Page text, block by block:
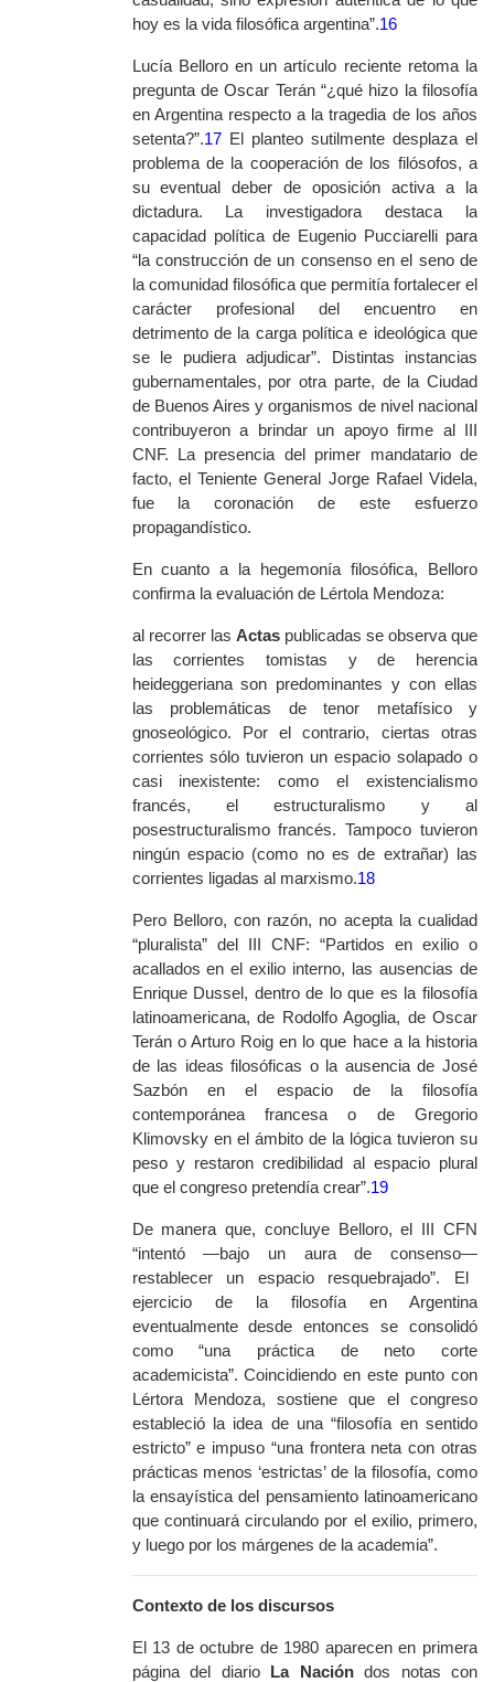
hoy es la vida filosófica argentina”.16
Lucía Belloro en un artículo reciente retoma la
pregunta de Oscar Terán “¿qué hizo la filosofía
en Argentina respecto a la tragedia de los años
setenta?”.17El planteo sutilmente desplaza el
problema de la cooperación de los filósofos, a
su eventual deber de oposición activa a la
dictadura. La investigadora destaca la
capacidad política de Eugenio Pucciarelli para
“la construcción de un consenso en el seno de
la comunidad filosófica que permitía fortalecer el
carácter profesional del encuentro en
detrimento de la carga política e ideológica que
se le pudiera adjudicar”. Distintas instancias
gubernamentales, por otra parte, de la Ciudad
de Buenos Aires y organismos de nivel nacional
contribuyeron a brindar un apoyo firme al III
CNF. La presencia del primer mandatario de
facto, el Teniente General Jorge Rafael Videla,
fue la coronación de este esfuerzo
propagandístico.
En cuanto a la hegemonía filosófica, Belloro
confirma la evaluación de Lértola Mendoza:
al recorrer las Actaspublicadas se observa que
las corrientes tomistas y de herencia
heideggeriana son predominantes y con ellas
las problemáticas de tenor metafísico y
gnoseológico. Por el contrario, ciertas otras
corrientes sólo tuvieron un espacio solapado o
casi inexistente: como el existencialismo
francés, el estructuralismo y al
posestructuralismo francés. Tampoco tuvieron
ningún espacio (como no es de extrañar) las
corrientes ligadas al marxismo.18
Pero Belloro, con razón, no acepta la cualidad
“pluralista” del III CNF: “Partidos en exilio o
acallados en el exilio interno, las ausencias de
Enrique Dussel, dentro de lo que es la filosofía
latinoamericana, de Rodolfo Agoglia, de Oscar
Terán o Arturo Roig en lo que hace a la historia
de las ideas filosóficas o la ausencia de José
Sazbón en el espacio de la filosofía
contemporánea francesa o de Gregorio
Klimovsky en el ámbito de la lógica tuvieron su
peso y restaron credibilidad al espacio plural
que el congreso pretendía crear”.19
De manera que, concluye Belloro, el III CFN
“intentó—bajo un aura de consenso—
restablecer un espacio resquebrajado”. El
ejercicio de la filosofía en Argentina
eventualmente desde entonces se consolidó
como “una práctica de neto corte
academicista”. Coincidiendo en este punto con
Lértora Mendoza, sostiene que el congreso
estableció la idea de una “filosofía en sentido
estricto” e impuso “una frontera neta con otras
prácticas menos ‘estrictas’ de la filosofía, como
la ensayística del pensamiento latinoamericano
que continuará circulando por el exilio, primero,
y luego por los márgenes de la academia”.
Contexto de los discursos
El 13 de octubre de 1980 aparecen en primera
página del diario La Nacióndos notas con